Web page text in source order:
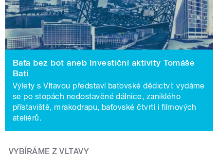
Baťa bez bot aneb Investiční aktivity Tomáše
Bati
Výlety s Vltavou představí baťovské dědictví: vydáme
se po stopách nedostavěné dálnice, zaniklého
přístaviště, mrakodrapu, baťovské čtvrti i filmových
ateliérů.
VYBÍRÁME Z VLTAVY